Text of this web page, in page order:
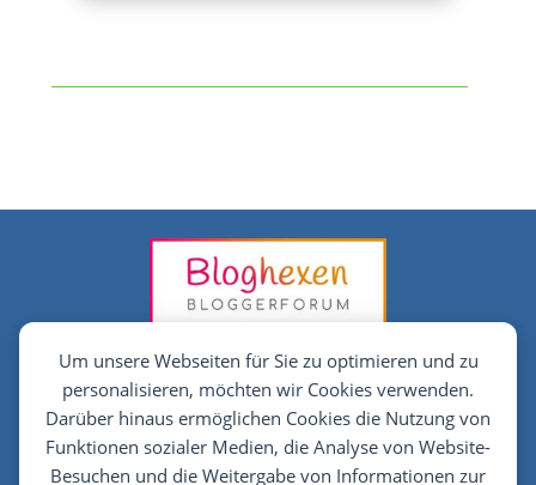
Um unsere Webseiten für Sie zu optimieren und zu
personalisieren, möchten wir Cookies verwenden.
Darüber hinaus ermöglichen Cookies die Nutzung von
Funktionen sozialer Medien, die Analyse von Website-
Besuchen und die Weitergabe von Informationen zur